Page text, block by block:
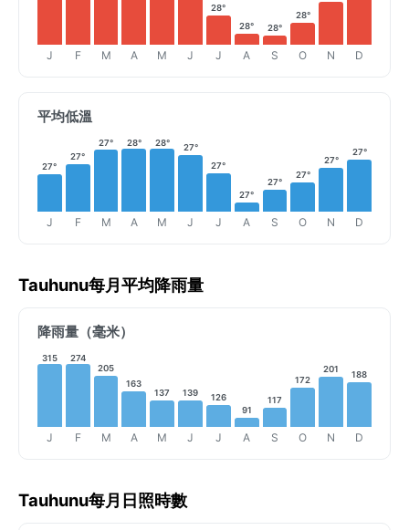
J F M A M J
28°
J
28°
A
28°
S
28°
O N D
平均低溫
27°
J
27°
F
27°
M
28°
A
28°
M
27°
J
27°
J
27°
A
27°
S
27°
O
27°
N
27°
D
Tauhunu每月平均降雨量
降雨量（毫米）
315
J
274
F
205
M
163
A
137
M
139
J
126
J
91
A
117
S
172
O
201
N
188
D
Tauhunu每月日照時數